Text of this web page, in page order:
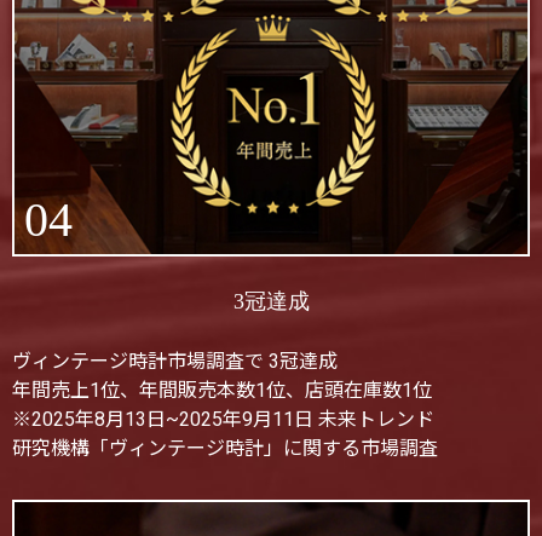
04
3冠達成
ヴィンテージ時計市場調査で 3冠達成
年間売上1位、年間販売本数1位、店頭在庫数1位
※2025年8月13日~2025年9月11日 未来トレンド
研究機構「ヴィンテージ時計」に関する市場調査